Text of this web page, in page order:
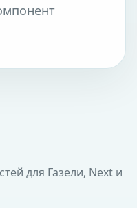
для Газели, Next и